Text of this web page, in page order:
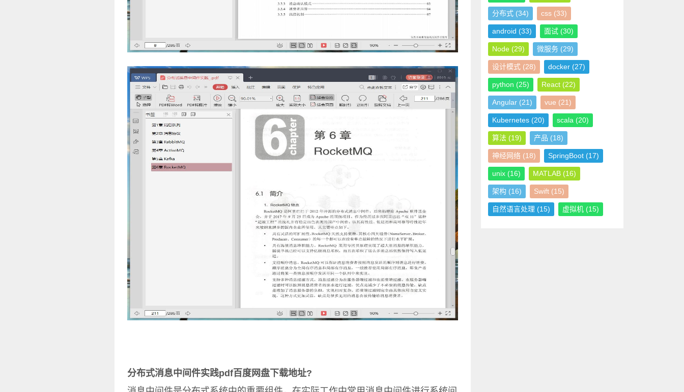
分布式消息中间件实践pdf百度网盘下载地址?
分布式 (34) css (33)
android (33) 面试 (30)
Node (29) 微服务 (29)
设计模式 (28) docker (27)
python (25) React (22)
Angular (21) vue (21)
Kubernetes (20) scala (20)
算法 (19) 产品 (18)
神经网络 (18) SpringBoot (17)
unix (16) MATLAB (16)
架构 (16) Swift (15)
自然语言处理 (15) 虚拟机 (15)